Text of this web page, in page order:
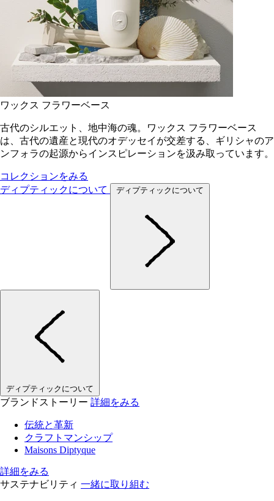
ワックス フラワーベース
古代のシルエット、地中海の魂。ワックス フラワーベース
は、古代の遺産と現代のオデッセイが交差する、ギリシャのア
ンフォラの起源からインスピレーションを汲み取っています。
コレクションをみる
ディプティックについて
ディプティックについて
ディプティックについて
ブランドストーリー 詳細をみる
伝統と革新
クラフトマンシップ
Maisons Diptyque
詳細をみる
サステナビリティ 一緒に取り組む